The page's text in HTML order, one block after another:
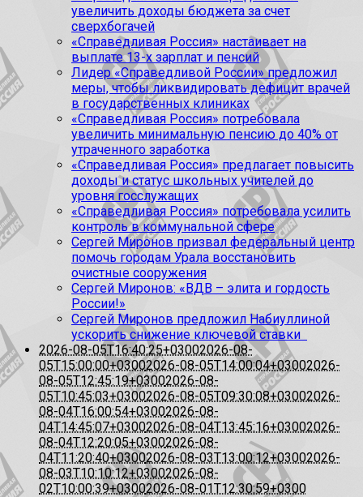
увеличить доходы бюджета за счет
сверхбогачей
«Справедливая Россия» настаивает на
выплате 13-х зарплат и пенсий
Лидер «Справедливой России» предложил
меры, чтобы ликвидировать дефицит врачей
в государственных клиниках
«Справедливая Россия» потребовала
увеличить минимальную пенсию до 40% от
утраченного заработка
«Справедливая Россия» предлагает повысить
доходы и статус школьных учителей до
уровня госслужащих
«Справедливая Россия» потребовала усилить
контроль в коммунальной сфере
Сергей Миронов призвал федеральный центр
помочь городам Урала восстановить
очистные сооружения
Сергей Миронов: «ВДВ – элита и гордость
России!»
Сергей Миронов предложил Набиуллиной
ускорить снижение ключевой ставки
2026-08-05T16:40:25+03002026-08-
05T15:00:00+03002026-08-05T14:00:04+03002026-
08-05T12:45:19+03002026-08-
05T10:45:03+03002026-08-05T09:30:08+03002026-
08-04T16:00:54+03002026-08-
04T14:45:07+03002026-08-04T13:45:16+03002026-
08-04T12:20:05+03002026-08-
04T11:20:40+03002026-08-03T13:00:12+03002026-
08-03T10:10:12+03002026-08-
02T10:00:39+03002026-08-01T12:30:59+0300